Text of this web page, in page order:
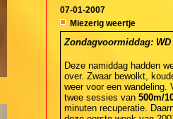
07-01-2007
Miezerig weertje
Zondagvoormiddag: WD
Deze namiddag hadden
over. Zwaar bewolkt,
weer voor een wandeling.
twee sessies van 500m/
minuten recuperatie.